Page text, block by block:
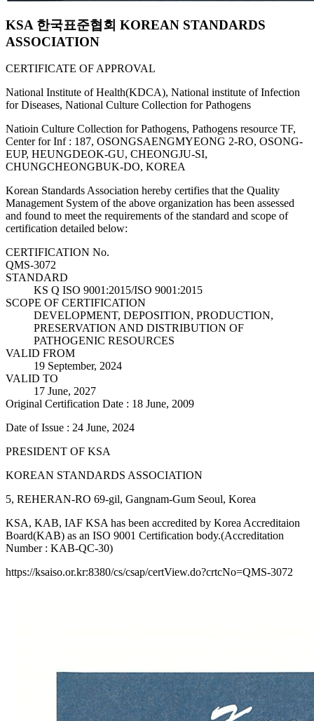
KSA 한국표준협회 KOREAN STANDARDS
ASSOCIATION
CERTIFICATE OF APPROVAL
National Institute of Health(KDCA), National institute of Infection
for Diseases, National Culture Collection for Pathogens
Natioin Culture Collection for Pathogens, Pathogens resource TF,
Center for Inf : 187, OSONGSAENGMYEONG 2-RO, OSONG-
EUP, HEUNGDEOK-GU, CHEONGJU-SI,
CHUNGCHEONGBUK-DO, KOREA
Korean Standards Association hereby certifies that the Quality
Management System of the above organization has been assessed
and found to meet the requirements of the standard and scope of
certification detailed below:
CERTIFICATION No.
QMS-3072
STANDARD
KS Q ISO 9001:2015/ISO 9001:2015
SCOPE OF CERTIFICATION
DEVELOPMENT, DEPOSITION, PRODUCTION,
PRESERVATION AND DISTRIBUTION OF
PATHOGENIC RESOURCES
VALID FROM
19 September, 2024
VALID TO
17 June, 2027
Original Certification Date : 18 June, 2009
Date of Issue : 24 June, 2024
PRESIDENT OF KSA
KOREAN STANDARDS ASSOCIATION
5, REHERAN-RO 69-gil, Gangnam-Gum Seoul, Korea
KSA, KAB, IAF KSA has been accredited by Korea Accreditaion
Board(KAB) as an ISO 9001 Certification body.(Accreditation
Number : KAB-QC-30)
https://ksaiso.or.kr:8380/cs/csap/certView.do?crtcNo=QMS-3072